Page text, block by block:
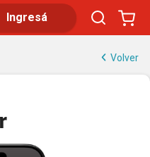
Ingresá
Volver
48 MP | Claro